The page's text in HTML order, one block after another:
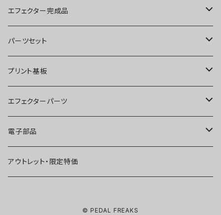
ブースター
オーバードライブ
ディストーション
ファズ
プリアンプ
空間系
エフェクター完成品
ブースター
オーバードライブ
ディストーション
ファズ
空間系
パーツセット
ブースター
オーバードライブ
ディストーション
ファズ
プリント基板
オーバードライブ
ディストーション
ファズ
エフェクターパーツ
スイッチ
ジャック
電子部品
IC
アウトレット・限定特価
© PEDAL FREAKS